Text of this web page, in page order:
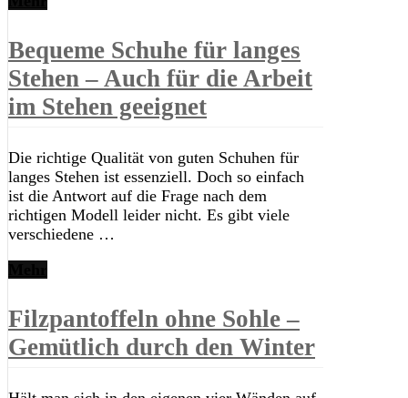
Bequeme Schuhe für langes
Stehen – Auch für die Arbeit
im Stehen geeignet
Die richtige Qualität von guten Schuhen für
langes Stehen ist essenziell. Doch so einfach
ist die Antwort auf die Frage nach dem
richtigen Modell leider nicht. Es gibt viele
verschiedene …
Filzpantoffeln ohne Sohle –
Gemütlich durch den Winter